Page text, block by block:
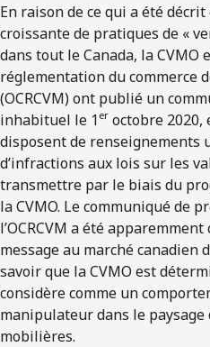
En raison de ce qui a été
croissante de pratiques de «
dans tout le Canada, la CVMO
réglementation du commerce
(OCRCVM) ont publié un
inhabituel le 1 er octobre 2020,
disposent de renseignements
d’infractions aux lois sur les
transmettre par le biais du
la CVMO. Le communiqué de
l’OCRCVM a été
message au marché canadien
savoir que la CVMO est
considère comme un
manipulateur dans le paysage
mobilières.